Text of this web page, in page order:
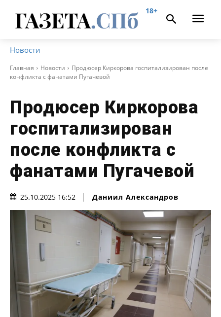
18+
Новости
Главная Новости
Продюсер Киркорова госпитализирован после
конфликта с фанатами Пугачевой
Продюсер Киркорова
госпитализирован
после конфликта с
фанатами Пугачевой
25.10.2025 16:52 Даниил Александров